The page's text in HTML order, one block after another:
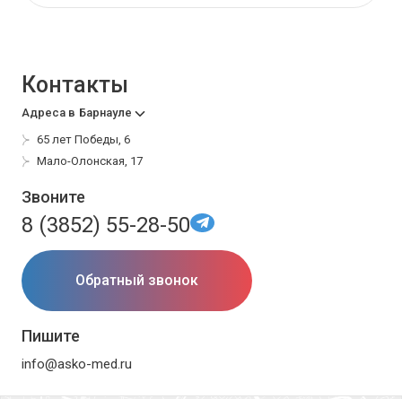
Контакты
Адреса в Барнауле
65 лет Победы, 6
Мало-Олонская, 17
Звоните
8 (3852) 55-28-50
Обратный звонок
Пишите
info@asko-med.ru